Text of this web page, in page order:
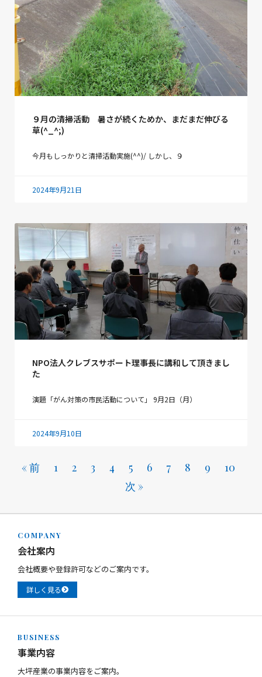
９月の清掃活動 暑さが続くためか、まだまだ伸びる
草(^_^;)
今月もしっかりと清掃活動実施(^^)/ しかし、９
2024年9月21日
NPO法人クレブスサポート理事長に講和して頂きまし
た
演題「がん対策の市民活動について」 9月2日（月）
2024年9月10日
« 前 1 2 3 4 5 6 7 8 9
10
次 »
COMPANY
会社案内
会社概要や登録許可などのご案内です。
詳しく見る
BUSINESS
事業内容
大坪産業の事業内容をご案内。